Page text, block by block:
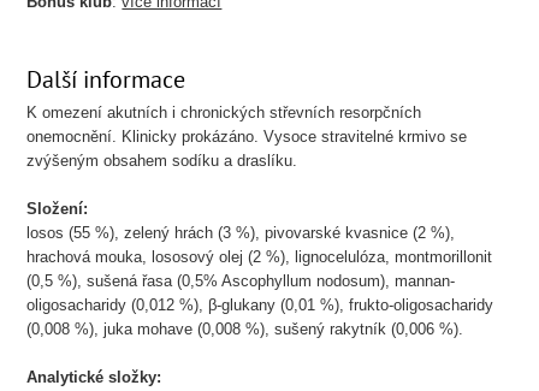
Další informace
K omezení akutních i chronických střevních resorpčních
onemocnění. Klinicky prokázáno. Vysoce stravitelné krmivo se
zvýšeným obsahem sodíku a draslíku.
Složení:
losos (55 %), zelený hrách (3 %), pivovarské kvasnice (2 %),
hrachová mouka, lososový olej (2 %), lignocelulóza, montmorillonit
(0,5 %), sušená řasa (0,5% Ascophyllum nodosum), mannan-
oligosacharidy (0,012 %), β-glukany (0,01 %), frukto-oligosacharidy
(0,008 %), juka mohave (0,008 %), sušený rakytník (0,006 %).
Analytické složky: